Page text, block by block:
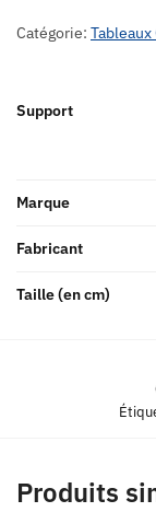
Catégorie:
Support
Marque
Fabricant
Taille (en cm)
Produits